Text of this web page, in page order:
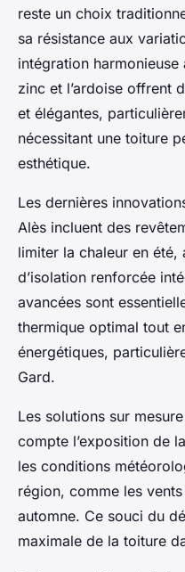
reste un choix
sa résistance aux
intégration harmonieuse
zinc et l’ardoise offrent
et élégantes,
nécessitant une toiture
esthétique.
Les dernières
Alès incluent des
limiter la chaleur en été,
d’isolation renforcée
avancées sont
thermique optimal tout
énergétiques,
Gard.
Les solutions sur
compte l’exposition de
les conditions
région, comme les
automne. Ce souci du
maximale de la toiture